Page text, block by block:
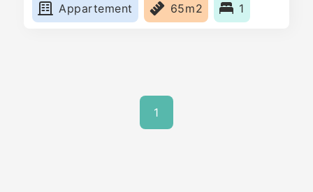
Appartement
65m2 1
1